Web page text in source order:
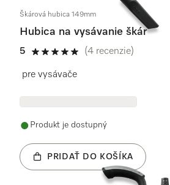
Škárová hubica 149mm
Hubica na vysávanie škár
5
5 / 5
(4 recenzie)
pre vysávače
Produkt je dostupný
PRIDAŤ DO KOŠÍKA